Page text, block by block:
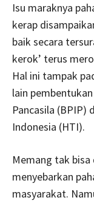
Isu maraknya
kerap
baik secara
kerok’ terus
Hal ini tampak
lain
Pancasila (BPIP)
Indonesia (HTI).
Memang tak
menyebarkan
masyarakat.